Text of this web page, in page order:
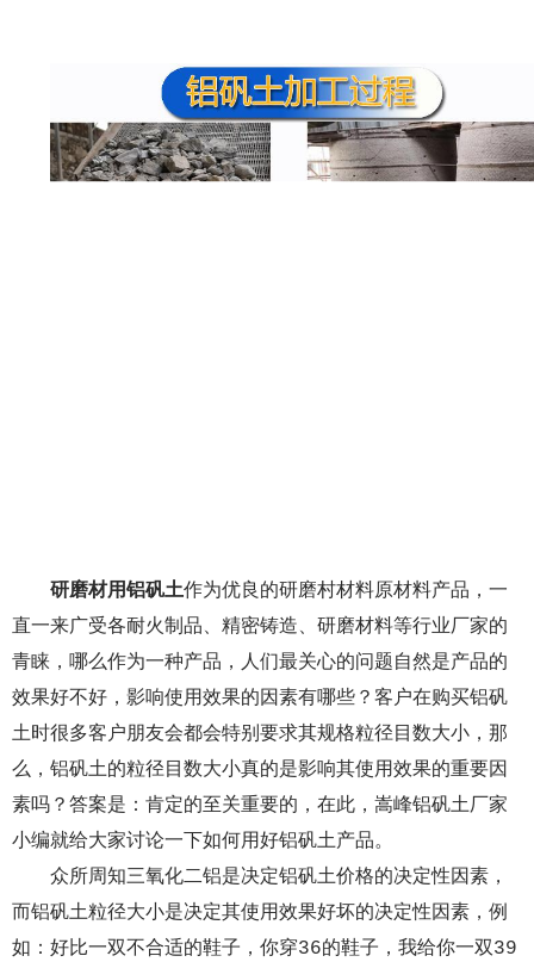
研磨材用铝矾土作为优良的研磨村材料原材料产品，一
直一来广受各耐火制品、精密铸造、研磨材料等行业厂家的
青睐，哪么作为一种产品，人们最关心的问题自然是产品的
效果好不好，影响使用效果的因素有哪些？客户在购买铝矾
土时很多客户朋友会都会特别要求其规格粒径目数大小，那
么，铝矾土的粒径目数大小真的是影响其使用效果的重要因
素吗？答案是：肯定的至关重要的，在此，嵩峰铝矾土厂家
小编就给大家讨论一下如何用好铝矾土产品。
众所周知三氧化二铝是决定铝矾土价格的决定性因素，
而铝矾土粒径大小是决定其使用效果好坏的决定性因素，例
如：好比一双不合适的鞋子，你穿36的鞋子，我给你一双39